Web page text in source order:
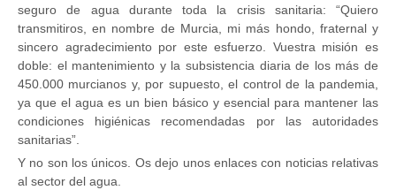
seguro de agua durante toda la crisis sanitaria: “Quiero
transmitiros, en nombre de Murcia, mi más hondo, fraternal y
sincero agradecimiento por este esfuerzo. Vuestra misión es
doble: el mantenimiento y la subsistencia diaria de los más de
450.000 murcianos y, por supuesto, el control de la pandemia,
ya que el agua es un bien básico y esencial para mantener las
condiciones higiénicas recomendadas por las autoridades
sanitarias”.
Y no son los únicos. Os dejo unos enlaces con noticias relativas
al sector del agua.